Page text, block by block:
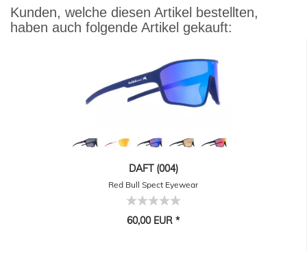
Kunden, welche diesen Artikel bestellten,
haben auch folgende Artikel gekauft:
DAFT (004)
Red Bull Spect Eyewear
60,00 EUR *